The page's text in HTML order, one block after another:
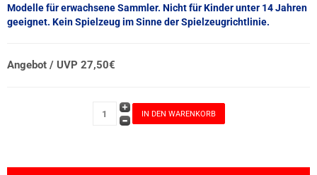
Modelle für erwachsene Sammler. Nicht für Kinder unter 14 Jahren
geeignet. Kein Spielzeug im Sinne der Spielzeugrichtlinie.
Angebot / UVP 27,50€